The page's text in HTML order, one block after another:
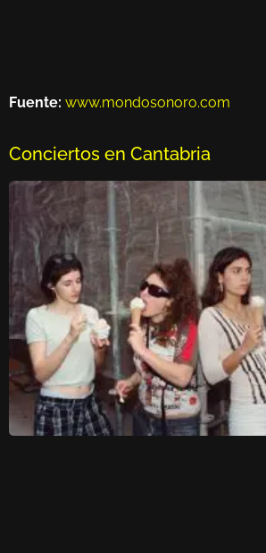
Fuente: www.mondosonoro.com
Conciertos en Cantabria